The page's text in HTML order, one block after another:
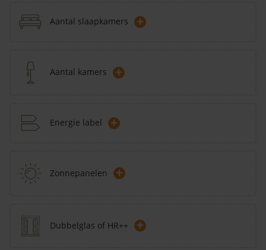
Aantal slaapkamers +
Aantal kamers +
Energie label +
Zonnepanelen +
Dubbelglas of HR++ +